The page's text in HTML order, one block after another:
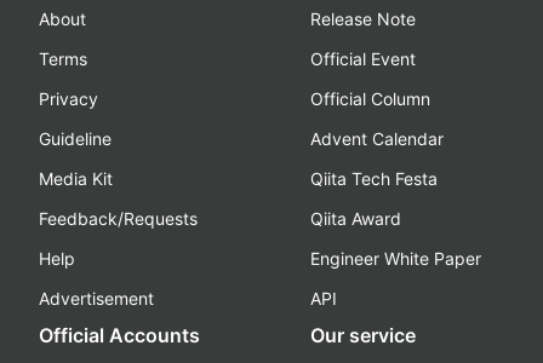
About
Terms
Privacy
Guideline
Media Kit
Feedback/Requests
Help
Advertisement
Release Note
Official Event
Official Column
Advent Calendar
Qiita Tech Festa
Qiita Award
Engineer White Paper
API
Official Accounts Our service